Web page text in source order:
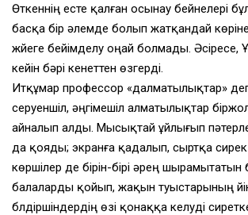
Өткеннің есте қалған осынау бейнелері
басқа бір әлемде болып жатқандай
жүйеге бейімделу оңай болмады.
кейін бәрі кенеттен өзгерді.
Итқұмар профессор «далматылықтар»
серуеншіл, әңгімешіл алматылықтар
айналып алды. Мысықтай ұйлығып
да қояды; экранға қадалып, сыртқа сирек
көршілер де бірін-бірі әрең
балаларды қойып, жақын туыстарының
бүлдіршіндердің өзі қонаққа келуді